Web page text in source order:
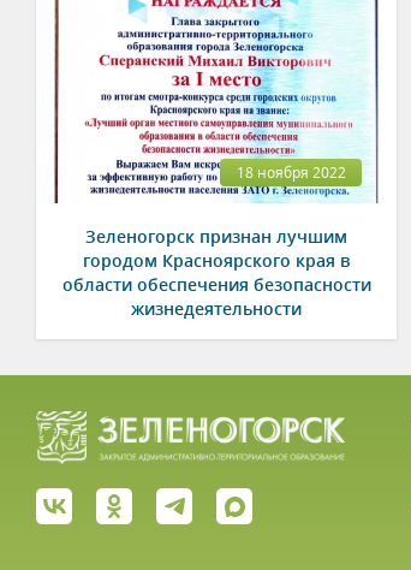
18 ноября 2022
Зеленогорск признан лучшим
городом Красноярского края в
области обеспечения безопасности
жизнедеятельности